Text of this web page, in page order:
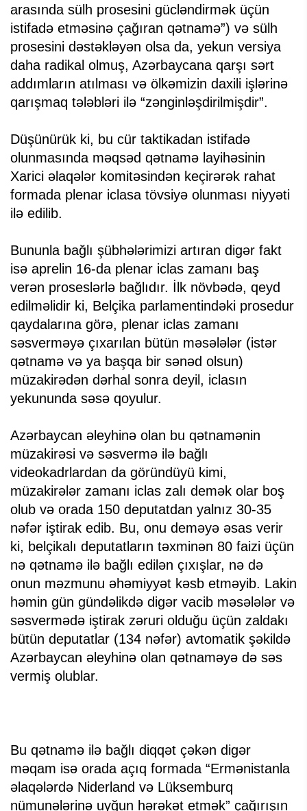
arasında sülh prosesini gücləndirmək üçün
istifadə etməsinə çağıran qətnamə”) və sülh
prosesini dəstəkləyən olsa da, yekun versiya
daha radikal olmuş, Azərbaycana qarşı sərt
addımların atılması və ölkəmizin daxili işlərinə
qarışmaq tələbləri ilə “zənginləşdirilmişdir”.
Düşünürük ki, bu cür taktikadan istifadə
olunmasında məqsəd qətnamə layihəsinin
Xarici əlaqələr komitəsindən keçirərək rahat
formada plenar iclasa tövsiyə olunması niyyəti
ilə edilib.
Bununla bağlı şübhələrimizi artıran digər fakt
isə aprelin 16-da plenar iclas zamanı baş
verən proseslərlə bağlıdır. İlk növbədə, qeyd
edilməlidir ki, Belçika parlamentindəki prosedur
qaydalarına görə, plenar iclas zamanı
səsverməyə çıxarılan bütün məsələlər (istər
qətnamə və ya başqa bir sənəd olsun)
müzakirədən dərhal sonra deyil, iclasın
yekununda səsə qoyulur.
Azərbaycan əleyhinə olan bu qətnamənin
müzakirəsi və səsvermə ilə bağlı
videokadrlardan da göründüyü kimi,
müzakirələr zamanı iclas zalı demək olar boş
olub və orada 150 deputatdan yalnız 30-35
nəfər iştirak edib. Bu, onu deməyə əsas verir
ki, belçikalı deputatların təxminən 80 faizi üçün
nə qətnamə ilə bağlı edilən çıxışlar, nə də
onun məzmunu əhəmiyyət kəsb etməyib. Lakin
həmin gün gündəlikdə digər vacib məsələlər və
səsvermədə iştirak zəruri olduğu üçün zaldakı
bütün deputatlar (134 nəfər) avtomatik şəkildə
Azərbaycan əleyhinə olan qətnaməyə də səs
vermiş olublar.
Bu qətnamə ilə bağlı diqqət çəkən digər
məqam isə orada açıq formada “Ermənistanla
əlaqələrdə Niderland və Lüksemburq
nümunələrinə uyğun hərəkət etmək” çağırışın